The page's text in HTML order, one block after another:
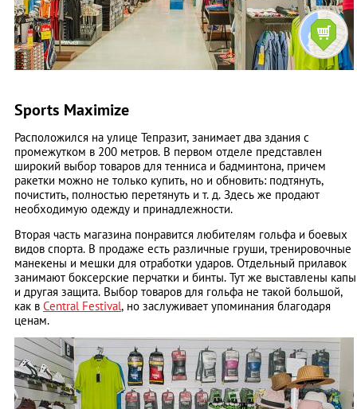
Sports Maximize
Расположился на улице Тепразит, занимает два здания с
промежутком в 200 метров. В первом отделе представлен
широкий выбор товаров для тенниса и бадминтона, причем
ракетки можно не только купить, но и обновить: подтянуть,
почистить, полностью перетянуть и т. д. Здесь же продают
необходимую одежду и принадлежности.
Вторая часть магазина понравится любителям гольфа и боевых
видов спорта. В продаже есть различные груши, тренировочные
манекены и мешки для отработки ударов. Отдельный прилавок
занимают боксерские перчатки и бинты. Тут же выставлены капы
и другая защита. Выбор товаров для гольфа не такой большой,
как в Central Festival, но заслуживает упоминания благодаря
ценам.